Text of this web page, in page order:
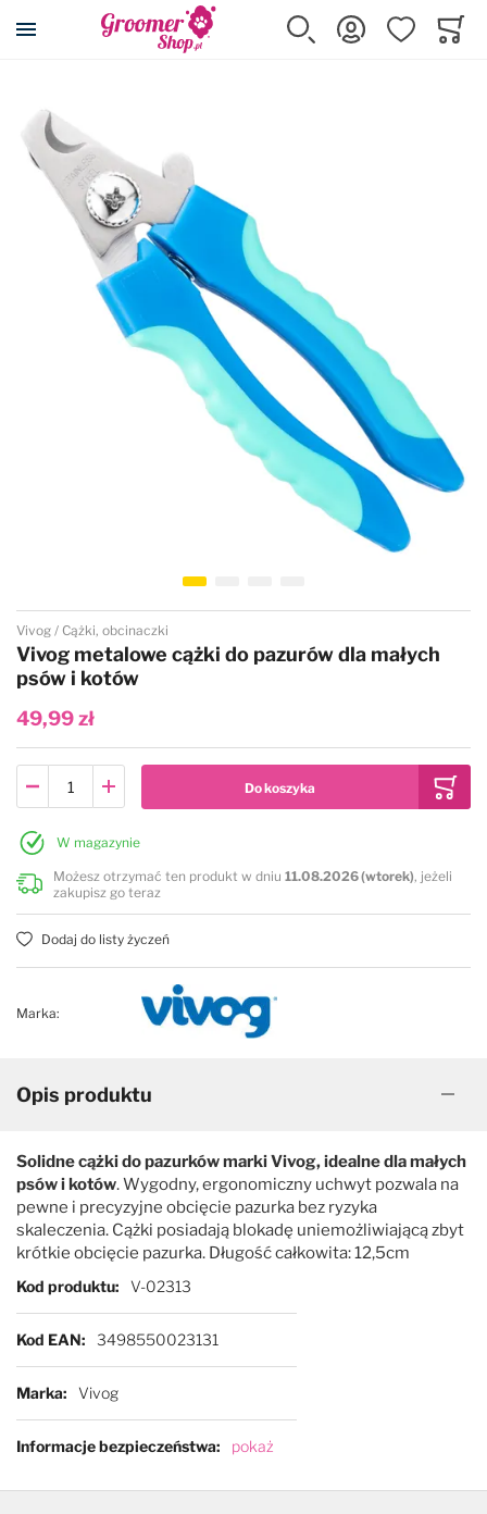
Przejdź na stronę główną
Szukaj Zaloguj sięUlubione
Przejdź na koniec galerii
Przejdź na początek galerii
Vivog Cążki, obcinaczki
Vivog metalowe cążki do pazurów dla małych
psów i kotów
49,99 zł
W magazynie
Możesz otrzymać ten produkt w dniu 11.08.2026 (wtorek), jeżeli
zakupisz go teraz
Dodaj do listy życzeń
Marka:
Opis produktu
Solidne cążki do pazurków marki Vivog, idealne dla małych
psów i kotów. Wygodny, ergonomiczny uchwyt pozwala na
pewne i precyzyjne obcięcie pazurka bez ryzyka
skaleczenia. Cążki posiadają blokadę uniemożliwiającą zbyt
krótkie obcięcie pazurka. Długość całkowita: 12,5cm
Więcej informacji
Kod produktu V-02313
Kod EAN 3498550023131
Marka Vivog
Informacje bezpieczeństwa pokaż